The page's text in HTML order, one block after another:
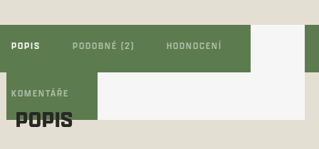
POPIS PODOBNÉ (2) HODNOCENÍ
KOMENTÁŘE
POPIS